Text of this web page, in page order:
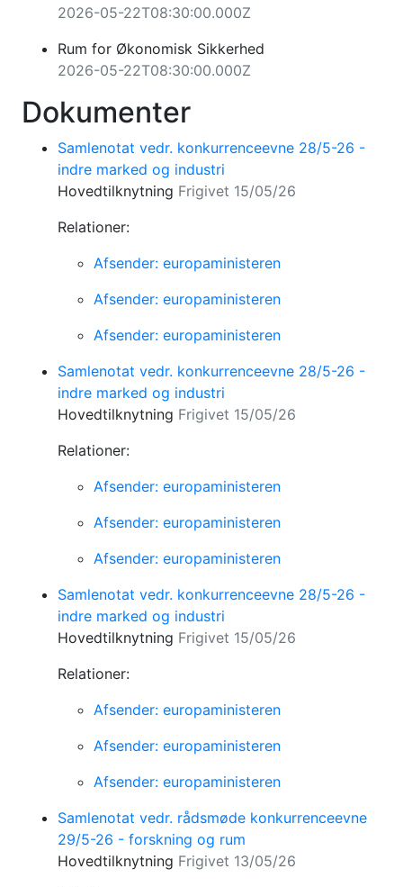
2026-05-22T08:30:00.000Z
Rum for Økonomisk Sikkerhed
2026-05-22T08:30:00.000Z
Dokumenter
Samlenotat vedr. konkurrenceevne 28/5-26 -
indre marked og industri
Hovedtilknytning Frigivet 15/05/26
Relationer:
Afsender: europaministeren
Afsender: europaministeren
Afsender: europaministeren
Samlenotat vedr. konkurrenceevne 28/5-26 -
indre marked og industri
Hovedtilknytning Frigivet 15/05/26
Relationer:
Afsender: europaministeren
Afsender: europaministeren
Afsender: europaministeren
Samlenotat vedr. konkurrenceevne 28/5-26 -
indre marked og industri
Hovedtilknytning Frigivet 15/05/26
Relationer:
Afsender: europaministeren
Afsender: europaministeren
Afsender: europaministeren
Samlenotat vedr. rådsmøde konkurrenceevne
29/5-26 - forskning og rum
Hovedtilknytning Frigivet 13/05/26